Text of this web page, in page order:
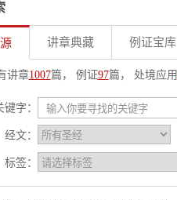
讲章典藏 例证宝库
讲章1007篇， 例证97篇， 处境应用
键字：
经文：
标签：